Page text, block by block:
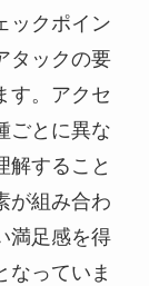
ックポイン
タックの要
す。アクセ
ごとに異な
解すること
が組み合わ
満足感を得
なっていま